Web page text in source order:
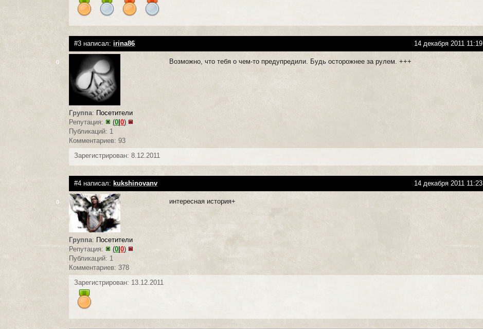
#3 написал:irina86 14 декабря 2011 11:19
0
Группа: Посетители
Репутация:
(0 |0)
Публикаций: 1
Комментариев: 93
Возможно, что тебя о чем-то предупредили. Будь осторожнее за рулем. +++
Зарегистрирован: 8.12.2011
#4 написал: kukshinovanv 14 декабря 2011 11:23
0
Группа: Посетители
Репутация:
(0 |0)
Публикаций: 1
Комментариев: 378
интересная история+
Зарегистрирован: 13.12.2011